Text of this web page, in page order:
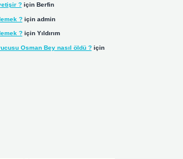
?için Berfin
?için admin
?için Yıldırım
Osman Bey nasıl öldü ?için